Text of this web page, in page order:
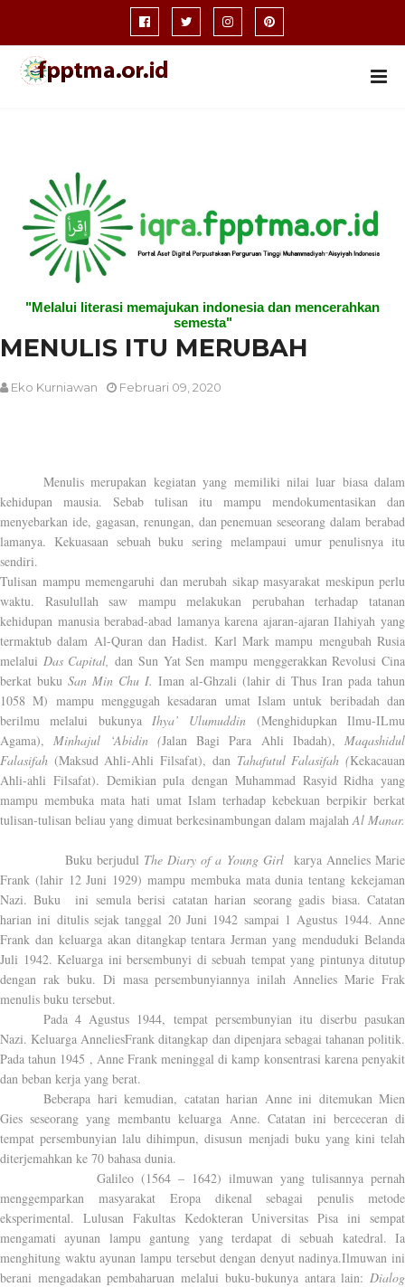
"Melalui literasi memajukan indonesia dan mencerahkan
semesta"
MENULIS ITU MERUBAH
Eko Kurniawan Februari 09, 2020
Menulis merupakan kegiatan yang memiliki nilai luar biasa dalam
kehidupan mausia. Sebab tulisan itu mampu mendokumentasikan dan
menyebarkan ide, gagasan, renungan, dan penemuan seseorang dalam berabad
lamanya. Kekuasaan sebuah buku sering melampaui umur penulisnya itu
sendiri.
Tulisan mampu memengaruhi dan merubah sikap masyarakat meskipun perlu
waktu. Rasulullah saw mampu melakukan perubahan terhadap tatanan
kehidupan manusia berabad-abad lamanya karena ajaran-ajaran Ilahiyah yang
termaktub dalam Al-Quran dan Hadist. Karl Mark mampu mengubah Rusia
melalui Das Capital,dan Sun Yat Sen mampu menggerakkan Revolusi Cina
berkat buku San Min Chu I. Iman al-Ghzali (lahir di Thus Iran pada tahun
1058 M) mampu menggugah kesadaran umat Islam untuk beribadah dan
berilmu melalui bukunya Ihya’ Ulumuddin (Menghidupkan Ilmu-ILmu
Agama), Minhajul ‘Abidin (Jalan Bagi Para Ahli Ibadah), Maqashidul
Falasifah (Maksud Ahli-Ahli Filsafat), dan Tahafutul Falasifah (Kekacauan
Ahli-ahli Filsafat). Demikian pula dengan Muhammad Rasyid Ridha yang
mampu membuka mata hati umat Islam terhadap kebekuan berpikir berkat
tulisan-tulisan beliau yang dimuat berkesinambungan dalam majalah Al Manar.
Buku berjudul The Diary of a Young Girl karya Annelies Marie
Frank (lahir 12 Juni 1929) mampu membuka mata dunia tentang kekejaman
Nazi. Buku
ini semula berisi catatan harian seorang gadis biasa. Catatan
harian ini ditulis sejak tanggal 20 Juni 1942 sampai 1 Agustus 1944. Anne
Frank dan keluarga akan ditangkap tentara Jerman yang menduduki Belanda
Juli 1942. Keluarga ini bersembunyi di sebuah tempat yang pintunya ditutup
dengan rak buku. Di masa persembunyiannya inilah Annelies Marie Frak
menulis buku tersebut.
Pada 4 Agustus 1944, tempat persembunyian itu diserbu pasukan
Nazi. Keluarga AnneliesFrank ditangkap dan dipenjara sebagai tahanan politik.
Pada tahun 1945 , Anne Frank meninggal di kamp konsentrasi karena penyakit
dan beban kerja yang berat.
Beberapa hari kemudian, catatan harian Anne ini ditemukan Mien
Gies seseorang yang membantu keluarga Anne. Catatan ini berceceran di
tempat persembunyian lalu dihimpun, disusun menjadi buku yang kini telah
diterjemahkan ke 70 bahasa dunia.
Galileo (1564 – 1642) ilmuwan yang tulisannya pernah
menggemparkan masyarakat Eropa dikenal sebagai penulis metode
eksperimental. Lulusan Fakultas Kedokteran Universitas Pisa ini sempat
mengamati ayunan lampu gantung yang terdapat di sebuah katedral. Ia
menghitung waktu ayunan lampu tersebut dengan denyut nadinya.Ilmuwan ini
berani mengadakan pembaharuan melalui buku-bukunya antara lain: Dialog